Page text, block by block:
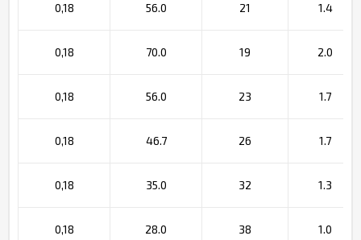
0,18 56.0 21 1.4
0,18 70.0 19 2.0
0,18 56.0 23 1.7
0,18 46.7 26 1.7
0,18 35.0 32 1.3
0,18 28.0 38 1.0